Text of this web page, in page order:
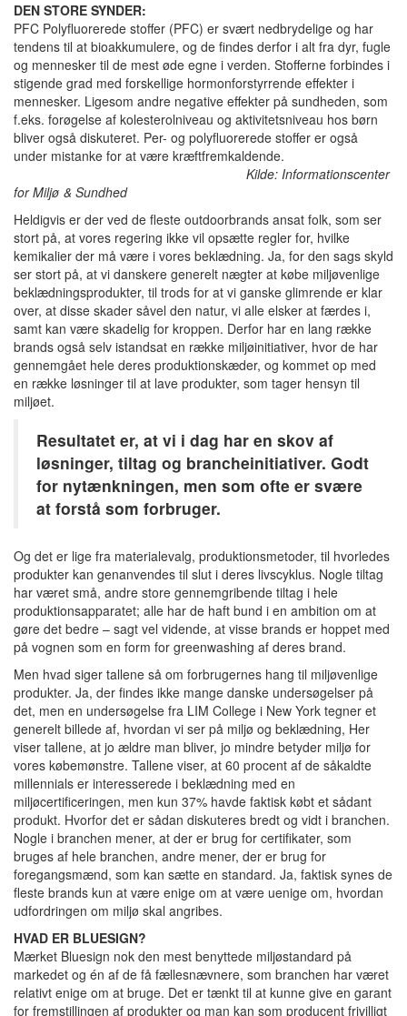
DEN STORE SYNDER:
PFC Polyfluorerede stoffer (PFC) er svært nedbrydelige og har
tendens til at bioakkumulere, og de findes derfor i alt fra dyr, fugle
og mennesker til de mest øde egne i verden. Stofferne forbindes i
stigende grad med forskellige hormonforstyrrende effekter i
mennesker. Ligesom andre negative effekter på sundheden, som
f.eks. forøgelse af kolesterolniveau og aktivitetsniveau hos børn
bliver også diskuteret. Per- og polyfluorerede stoffer er også
under mistanke for at være kræftfremkaldende.
Kilde: Informationscenter
for Miljø & Sundhed
Heldigvis er der ved de fleste outdoorbrands ansat folk, som ser
stort på, at vores regering ikke vil opsætte regler for, hvilke
kemikalier der må være i vores beklædning. Ja, for den sags skyld
ser stort på, at vi danskere generelt nægter at købe miljøvenlige
beklædningsprodukter, til trods for at vi ganske glimrende er klar
over, at disse skader såvel den natur, vi alle elsker at færdes i,
samt kan være skadelig for kroppen. Derfor har en lang række
brands også selv istandsat en række miljøinitiativer, hvor de har
gennemgået hele deres produktionskæder, og kommet op med
en række løsninger til at lave produkter, som tager hensyn til
miljøet.
Resultatet er, at vi i dag har en skov af
løsninger, tiltag og brancheinitiativer. Godt
for nytænkningen, men som ofte er svære
at forstå som forbruger.
Og det er lige fra materialevalg, produktionsmetoder, til hvorledes
produkter kan genanvendes til slut i deres livscyklus. Nogle tiltag
har været små, andre store gennemgribende tiltag i hele
produktionsapparatet; alle har de haft bund i en ambition om at
gøre det bedre – sagt vel vidende, at visse brands er hoppet med
på vognen som en form for greenwashing af deres brand.
Men hvad siger tallene så om forbrugernes hang til miljøvenlige
produkter. Ja, der findes ikke mange danske undersøgelser på
det, men en undersøgelse fra LIM College i New York tegner et
generelt billede af, hvordan vi ser på miljø og beklædning, Her
viser tallene, at jo ældre man bliver, jo mindre betyder miljø for
vores købemønstre. Tallene viser, at 60 procent af de såkaldte
millennials er interesserede i beklædning med en
miljøcertificeringen, men kun 37% havde faktisk købt et sådant
produkt. Hvorfor det er sådan diskuteres bredt og vidt i branchen.
Nogle i branchen mener, at der er brug for certifikater, som
bruges af hele branchen, andre mener, der er brug for
foregangsmænd, som kan sætte en standard. Ja, faktisk synes de
fleste brands kun at være enige om at være uenige om, hvordan
udfordringen om miljø skal angribes.
HVAD ER BLUESIGN?
Mærket Bluesign nok den mest benyttede miljøstandard på
markedet og én af de få fællesnævnere, som branchen har været
relativt enige om at bruge. Det er tænkt til at kunne give en garant
for fremstillingen af produkter og man kan som producent frivilligt